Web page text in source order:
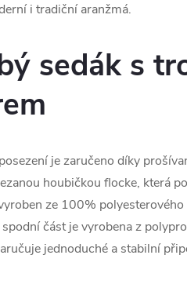
i tradiční aranžmá.
sedák s
je zaručeno díky
houbičkou flocke, která
ze 100%
spodní část je vyrobena z
jednoduché a stabilní